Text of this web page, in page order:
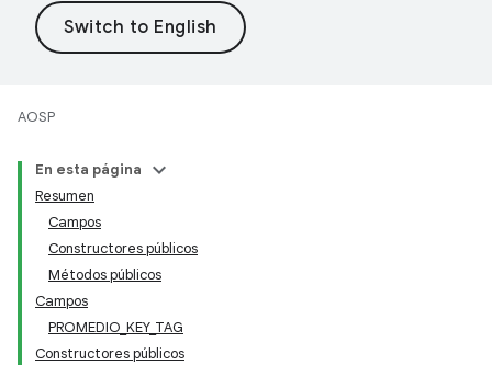
AOSP
En esta página
Resumen
Campos
Constructores públicos
Métodos públicos
Campos
PROMEDIO_KEY_TAG
Constructores públicos